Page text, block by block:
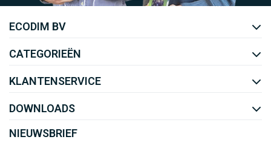
ECODIM BV
CATEGORIEËN
KLANTENSERVICE
DOWNLOADS
NIEUWSBRIEF